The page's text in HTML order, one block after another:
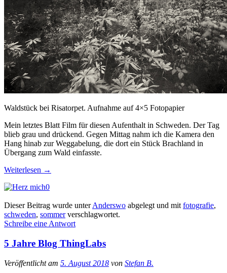
Waldstück bei Risatorpet. Aufnahme auf 4×5 Fotopapier
Mein letztes Blatt Film für diesen Aufenthalt in Schweden. Der Tag
blieb grau und drückend. Gegen Mittag nahm ich die Kamera den
Hang hinab zur Weggabelung, die dort ein Stück Brachland in
Übergang zum Wald einfasste.
Weiterlesen →
0
Dieser Beitrag wurde unterAnderswo abgelegt und mit fotografie,
schweden, sommerverschlagwortet.
Schreibe eine Antwort
5 Jahre Blog ThingLabs
Veröffentlicht am 5. August 2018 von Stefan B.